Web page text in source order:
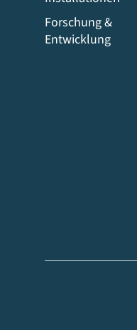
Forschung &
Entwicklung